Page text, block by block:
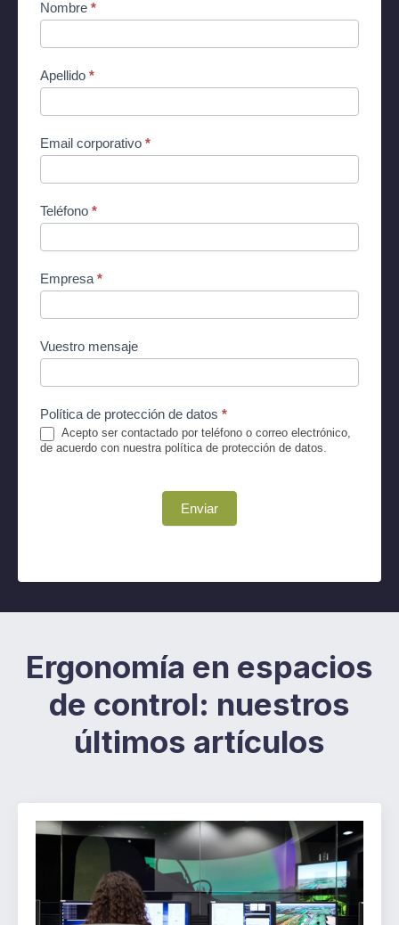
Contact
(ES) -
Nombre *
Apellido *
Email corporativo *
Teléfono *
Empresa *
Vuestro mensaje
Política de protección de datos *
Acepto ser contactado por teléfono o correo electrónico,
de acuerdo con nuestra política de protección de datos.
Enviar
Ergonomía en espacios
de control: nuestros
últimos artículos